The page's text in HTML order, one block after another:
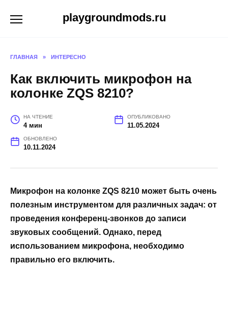
playgroundmods.ru
ГЛАВНАЯ » ИНТЕРЕСНО
Как включить микрофон на
колонке ZQS 8210?
НА ЧТЕНИЕ
4 мин
ОПУБЛИКОВАНО
11.05.2024
ОБНОВЛЕНО
10.11.2024
Микрофон на колонке ZQS 8210 может быть очень
полезным инструментом для различных задач: от
проведения конференц-звонков до записи
звуковых сообщений. Однако, перед
использованием микрофона, необходимо
правильно его включить.